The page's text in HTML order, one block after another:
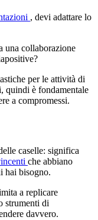
, devi adattare lo
una collaborazione
per le attività di
quindi è fondamentale
a compromessi.
caselle: significa
che abbiano
hai bisogno.
a replicare
strumenti di
davvero.